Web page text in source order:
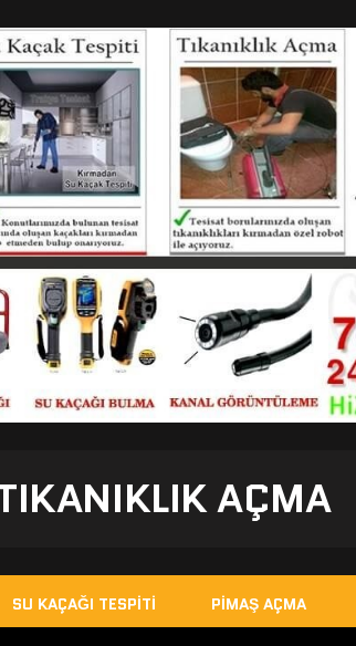
AÇMA
SU KAÇAĞI TESPITI PIMAŞ AÇMA